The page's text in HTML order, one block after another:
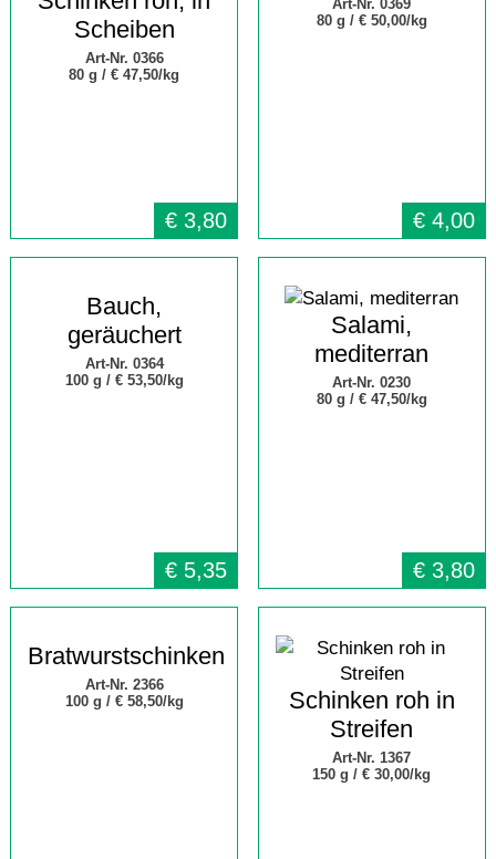
Scheiben
Art-Nr. 0366
80 g / € 47,50/kg
€ 3,80
Art-Nr. 0369
80 g / € 50,00/kg
€ 4,00
Bauch,
geräuchert
Art-Nr. 0364
100 g / € 53,50/kg
€ 5,35
Salami,
mediterran
Art-Nr. 0230
80 g / € 47,50/kg
€ 3,80
Bratwurstschinken
Art-Nr. 2366
100 g / € 58,50/kg
Schinken roh in
Streifen
Art-Nr. 1367
150 g /€ 30,00/kg